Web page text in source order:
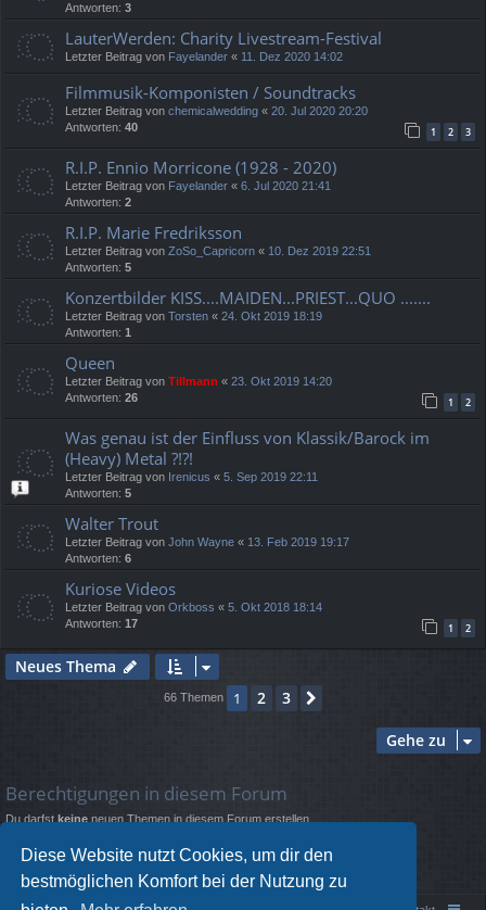
Diese Website nutzt Cookies, um dir den
bestmöglichen Komfort bei der Nutzung zu
Antworten: 3
LauterWerden: Charity Livestream-Festival
Letzter Beitrag von Fayelander « 11. Dez 2020 14:02
Filmmusik-Komponisten / Soundtracks
Letzter Beitrag von chemicalwedding « 20. Jul 2020 20:20
Antworten: 40 1 2 3
R.I.P. Ennio Morricone (1928 - 2020)
Letzter Beitrag von Fayelander « 6. Jul 2020 21:41
Antworten: 2
R.I.P. Marie Fredriksson
Letzter Beitrag von ZoSo_Capricorn « 10. Dez 2019 22:51
Antworten: 5
Konzertbilder KISS....MAIDEN...PRIEST...QUO .......
Letzter Beitrag von Torsten « 24. Okt 2019 18:19
Antworten: 1
Queen
Letzter Beitrag von Tillmann « 23. Okt 2019 14:20
Antworten: 26 1 2
Was genau ist der Einfluss von Klassik/Barock im
(Heavy) Metal ?!?!
Letzter Beitrag von Irenicus « 5. Sep 2019 22:11
Antworten: 5
Walter Trout
Letzter Beitrag von John Wayne « 13. Feb 2019 19:17
Antworten: 6
Kuriose Videos
Letzter Beitrag von Orkboss « 5. Okt 2018 18:14
Antworten: 17 1 2
Neues Thema
66 Themen 1 2 3
Gehe zu
Berechtigungen in diesem Forum
Du darfst keine neuen Themen in diesem Forum erstellen.
Du darfst deine Beiträge in diesem Forum nicht ändern.
Du darfst deine Beiträge in diesem Forum nichtlöschen.
Du darfstkeine Dateianhänge in diesem Forum erstellen.